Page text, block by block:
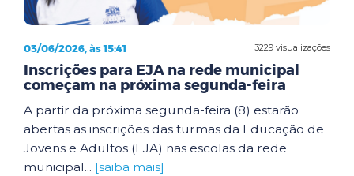
3229 visualizações
03/06/2026, às 15:41
Inscrições para EJA na rede municipal
começam na próxima segunda-feira
A partir da próxima segunda-feira (8) estarão
abertas as inscrições das turmas da Educação de
Jovens e Adultos (EJA) nas escolas da rede
municipal... [saiba mais]